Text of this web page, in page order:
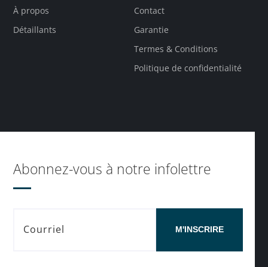
À propos
Détaillants
Contact
Garantie
Termes & Conditions
Politique de confidentialité
Abonnez-vous à notre infolettre
M'INSCRIRE